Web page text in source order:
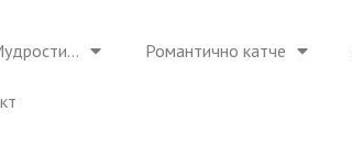
Романтично катче